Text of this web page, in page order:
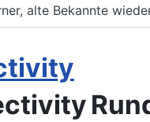
alte Bekannte